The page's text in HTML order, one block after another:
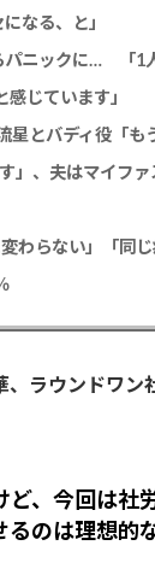
なる、と」
じています」
とバディ役「も
」、夫はマイフ
、ラウンドワン
、今回は社
のは理想的